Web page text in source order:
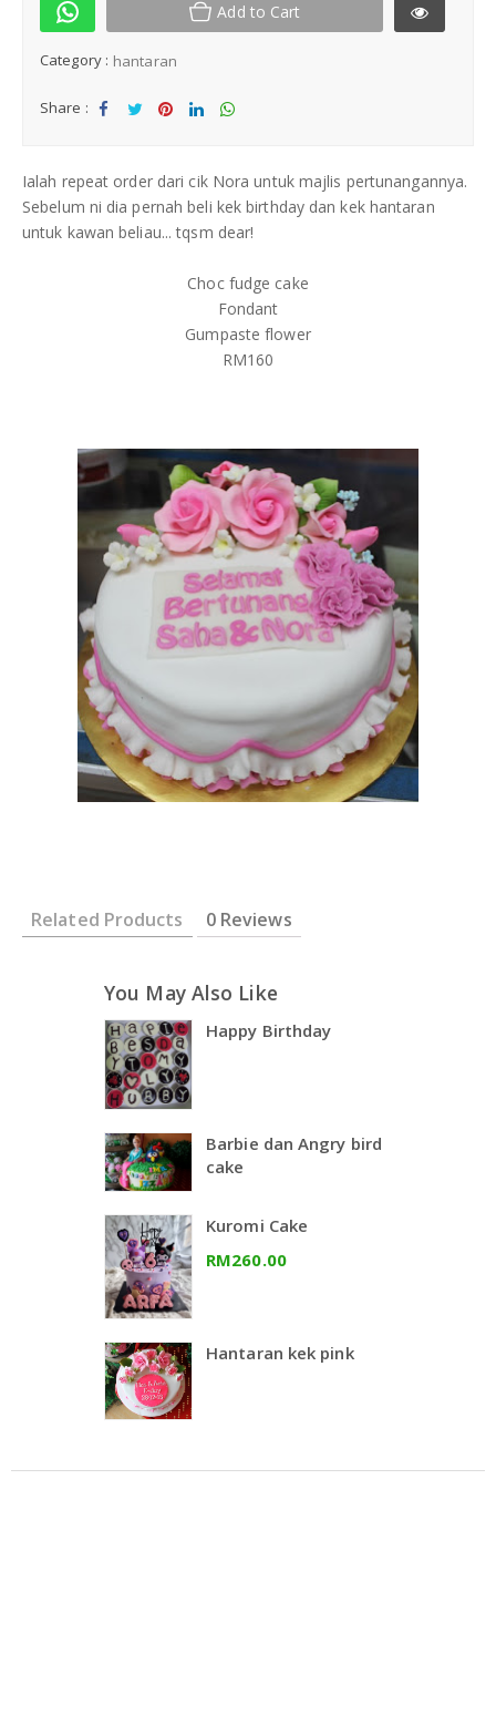
Add to Cart
Category : hantaran
Share :
Ialah repeat order dari cik Nora untuk majlis pertunangannya.
Sebelum ni dia pernah beli kek birthday dan kek hantaran
untuk kawan beliau... tqsm dear!
Choc fudge cake
Fondant
Gumpaste flower
RM160
Related Products 0 Reviews
You May Also Like
Happy Birthday
Barbie dan Angry bird
cake
Kuromi Cake
RM260.00
Hantaran kek pink